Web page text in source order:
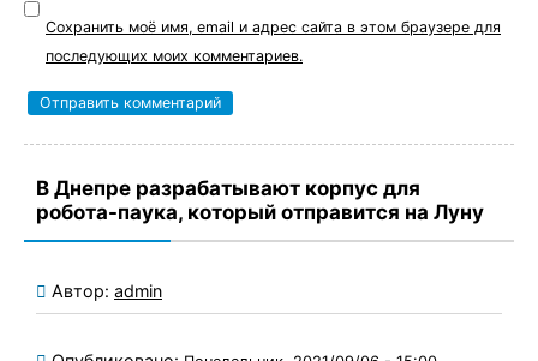
Сохранить моё имя, email и адрес сайта в этом браузере для
последующих моих комментариев.
В Днепре разрабатывают корпус для
робота-паука, который отправится на Луну
Автор: admin